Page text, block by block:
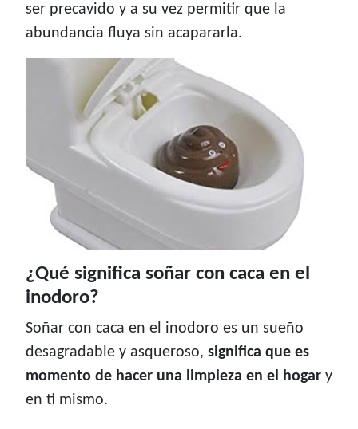
ser precavido y a su vez permitir que la
abundancia fluya sin acapararla.
¿Qué significa soñar con caca en el
inodoro?
Soñar con caca en el inodoro es un sueño
desagradable y asqueroso, significa que es
momento de hacer una limpieza en el hogar y
en ti mismo.